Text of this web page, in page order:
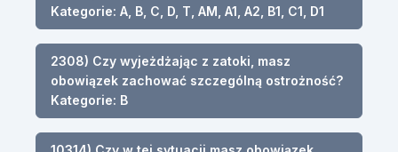
Kategorie: A, B, C, D, T, AM, A1, A2, B1, C1, D1
2308) Czy wyjeżdżając z zatoki, masz
obowiązek zachować szczególną ostrożność?
Kategorie: B